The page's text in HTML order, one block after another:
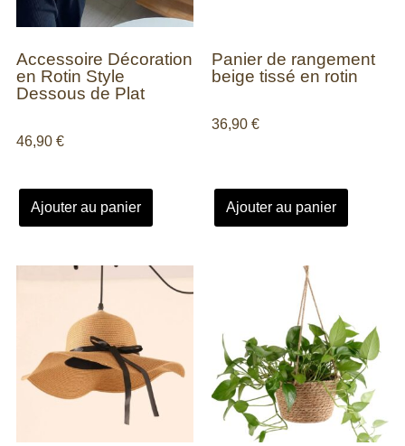
Accessoire Décoration
en Rotin Style
Dessous de Plat
46,90 €
Ajouter au panier
Panier de rangement
beige tissé en rotin
36,90 €
Ajouter au panier